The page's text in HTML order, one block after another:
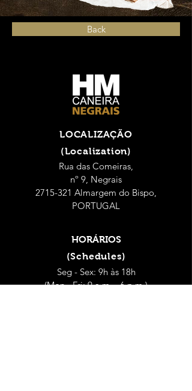
Back
LOCALIZAÇÃO
(Localization)
Rua das Comeiras,
nº 9, Negrais
2715-321 Almargem do Bispo,
PORTUGAL
HORÁRIOS
(Schedules)
Seg - Sex: 9h às 18h
(Mon - Fri: 9 a.m. - 6 p.m.)